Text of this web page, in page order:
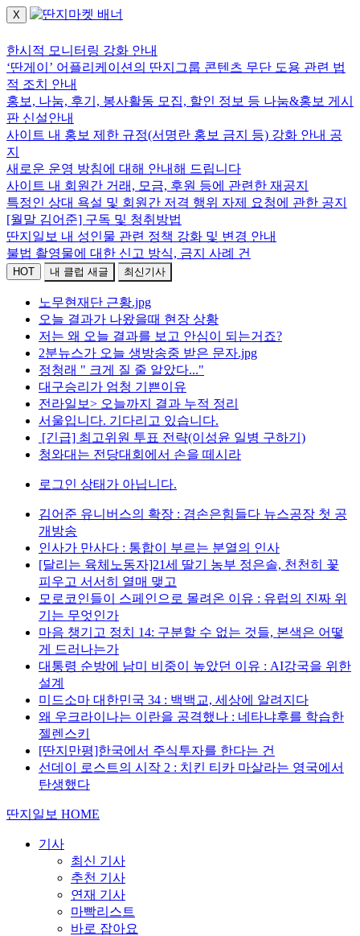
X
한시적 모니터링 강화 안내
‘딴게이’ 어플리케이션의 딴지그룹 콘텐츠 무단 도용 관련 법
적 조치 안내
홍보, 나눔, 후기, 봉사활동 모집, 할인 정보 등 나눔&홍보 게시
판 신설안내
사이트 내 홍보 제한 규정(서명란 홍보 금지 등) 강화 안내 공
지
새로운 운영 방침에 대해 안내해 드립니다
사이트 내 회원간 거래, 모금, 후원 등에 관련한 재공지
특정인 상대 욕설 및 회원간 저격 행위 자제 요청에 관한 공지
[월말 김어준] 구독 및 청취방법
딴지일보 내 성인물 관련 정책 강화 및 변경 안내
불법 촬영물에 대한 신고 방식, 금지 사례 건
HOT 내 클럽 새글 최신기사
노무현재단 근황.jpg
오늘 결과가 나왔을때 현장 상황
저는 왜 오늘 결과를 보고 안심이 되는거죠?
2분뉴스가 오늘 생방송중 받은 문자.jpg
정청래 " 크게 질 줄 알았다..."
대구승리가 엄청 기쁜이유
전라일보> 오늘까지 결과 누적 정리
서울입니다. 기다리고 있습니다.
[긴급] 최고위원 투표 전략(이성윤 일병 구하기)
청와대는 전당대회에서 손을 떼시라
로그인 상태가 아닙니다.
김어준 유니버스의 확장 : 겸손은힘들다 뉴스공장 첫 공
개방송
인사가 만사다 : 통합이 부르는 분열의 인사
[달리는 육체노동자]21세 딸기 농부 정은솔, 천천히 꽃
피우고 서서히 열매 맺고
모로코인들이 스페인으로 몰려온 이유 : 유럽의 진짜 위
기는 무엇인가
마음 챙기고 정치 14: 구분할 수 없는 것들, 본색은 어떻
게 드러나는가
대통령 순방에 남미 비중이 높았던 이유 : AI강국을 위한
설계
미드소마 대한민국 34 : 백백교, 세상에 알려지다
왜 우크라이나는 이란을 공격했나 : 네타냐후를 학습한
젤렌스키
[딴지만평]한국에서 주식투자를 한다는 건
선데이 로스트의 시작 2 : 치킨 티카 마살라는 영국에서
탄생했다
딴지일보 HOME
기사
최신 기사
추천 기사
연재 기사
마빡리스트
바로 잡아요